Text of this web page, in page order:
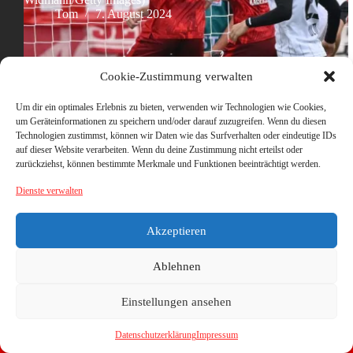
Cookie-Zustimmung verwalten
Um dir ein optimales Erlebnis zu bieten, verwenden wir Technologien wie Cookies,
um Geräteinformationen zu speichern und/oder darauf zuzugreifen. Wenn du diesen
Technologien zustimmst, können wir Daten wie das Surfverhalten oder eindeutige IDs
auf dieser Website verarbeiten. Wenn du deine Zustimmung nicht erteilst oder
zurückziehst, können bestimmte Merkmale und Funktionen beeinträchtigt werden.
Dienste verwalten
Akzeptieren
Ablehnen
Einstellungen ansehen
DatenschutzerklärungImpressum
Tom
7. August 2024